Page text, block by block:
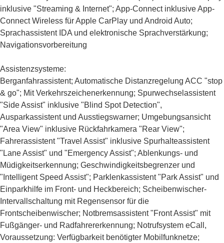
inklusive "Streaming & Internet"; App-Connect inklusive App-
Connect Wireless für Apple CarPlay und Android Auto;
Sprachassistent IDA und elektronische Sprachverstärkung;
Navigationsvorbereitung
Assistenzsysteme:
Berganfahrassistent; Automatische Distanzregelung ACC "stop
& go"; Mit Verkehrszeichenerkennung; Spurwechselassistent
"Side Assist" inklusive "Blind Spot Detection",
Ausparkassistent und Ausstiegswarner; Umgebungsansicht
"Area View" inklusive Rückfahrkamera "Rear View";
Fahrerassistent "Travel Assist" inklusive Spurhalteassistent
"Lane Assist" und "Emergency Assist"; Ablenkungs- und
Müdigkeitserkennung; Geschwindigkeitsbegrenzer und
"Intelligent Speed Assist"; Parklenkassistent "Park Assist" und
Einparkhilfe im Front- und Heckbereich; Scheibenwischer-
Intervallschaltung mit Regensensor für die
Frontscheibenwischer; Notbremsassistent "Front Assist" mit
Fußgänger- und Radfahrererkennung; Notrufsystem eCall,
Voraussetzung: Verfügbarkeit benötigter Mobilfunknetze;